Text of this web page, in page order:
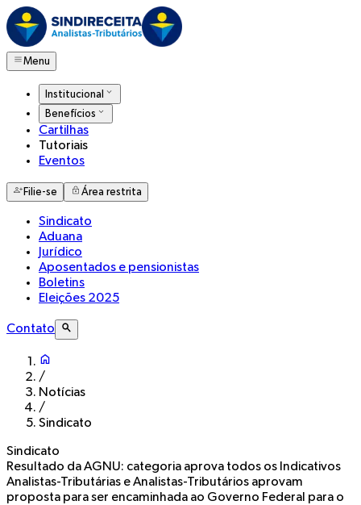
Menu
Institucional
Benefícios
Cartilhas
Tutoriais
Eventos
Filie-se Área restrita
Sindicato
Aduana
Jurídico
Aposentados e pensionistas
Boletins
Eleições 2025
Contato
/
Notícias
/
Sindicato
Sindicato
Resultado da AGNU: categoria aprova todos os Indicativos
Analistas-Tributárias e Analistas-Tributários aprovam
proposta para ser encaminhada ao Governo Federal para o